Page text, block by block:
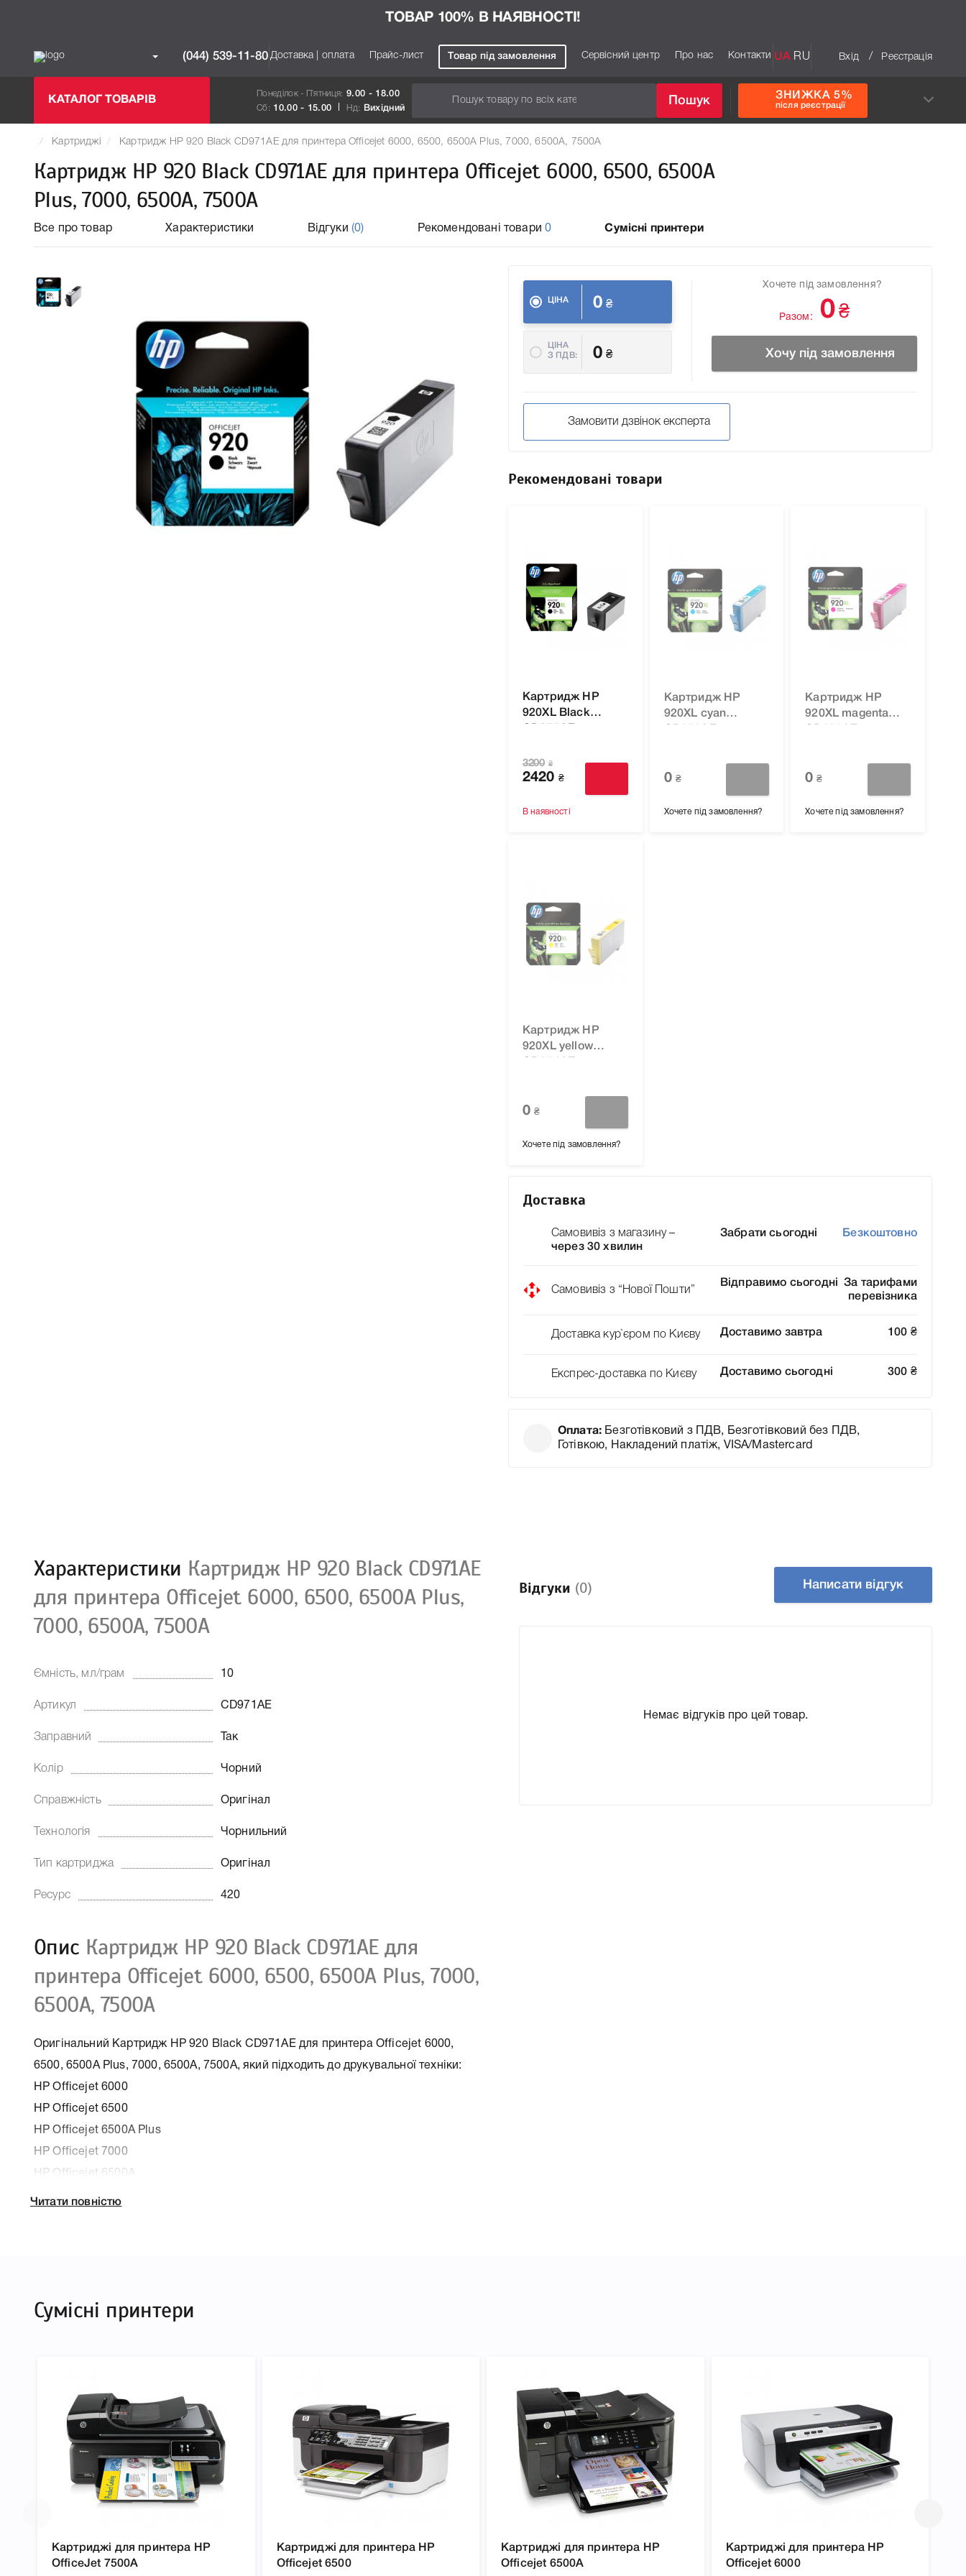
ТОВАР 100% В НАЯВНОСТІ!
(044) 539-11-80 Доставка | оплата Прайс-лист Товар під замовлення Сервісний центр Про нас Контакти UA RU Вхід / Реєстрація
КАТАЛОГ ТОВАРІВ
Понеділок - П`ятниця: 9.00 - 18.00
Сб: 10.00 - 15.00 Нд: Вихідний
Пошук ЗНИЖКА 5%
після реєстрації
Картриджі Картридж HP 920 Black CD971AE для принтера Officejet 6000, 6500, 6500A Plus, 7000, 6500A, 7500A
Картридж HP 920 Black CD971AE для принтера Officejet 6000, 6500, 6500A
Plus, 7000, 6500A, 7500A
Все про товар Характеристики Відгуки (0) Рекомендовані товари 0 Сумісні принтери
ЦІНА 0 ₴
ЦІНА
З ПДВ:
0 ₴
Хочете під замовлення?
Разом: 0 ₴
Хочу під замовлення
Замовити дзвінок експерта
Рекомендовані товари
Картридж HP
920XL Black
Officejet 6000,
6500, 6500A Plus,
7000, 6500A,
7500A
3200 ₴
2420 ₴
В наявності
Картридж HP
920XL cyan
Officejet 6000,
6500, 6500A Plus,
7000, 6500A,
7500A
0 ₴
Хочете під замовлення?
Картридж HP
920XL magenta
Officejet 6000,
6500, 6500A Plus,
7000, 6500A,
7500A
0 ₴
Хочете під замовлення?
Картридж HP
920XL yellow
Officejet 6000,
6500, 6500A Plus,
7000, 6500A,
7500A
0 ₴
Хочете під замовлення?
Доставка
Самовивіз з магазину –
через 30 хвилин
Забрати сьогодні Безкоштовно
Самовивіз з “Нової Пошти”
Відправимо сьогодні
За тарифами
перевізника
Доставка кур`єром по Києву Доставимо завтра 100 ₴
Експрес-доставка по Києву Доставимо сьогодні 300 ₴
Оплата: Безготівковий з ПДВ, Безготівковий без ПДВ,
Готівкою, Накладений платіж, VISA/Mastercard
Характеристики Картридж HP 920 Black CD971AE
для принтера Officejet 6000, 6500, 6500A Plus,
7000, 6500A, 7500A
Ємність, мл/грам 10
Артикул CD971AE
Заправний Так
Колір Чорний
Справжність Оригінал
Технологія Чорнильний
Тип картриджа Оригінал
Ресурс 420
Опис Картридж HP 920 Black CD971AE для
принтера Officejet 6000, 6500, 6500A Plus, 7000,
6500A, 7500A
Оригінальний Картридж HP 920 Black CD971AE для принтера Officejet 6000,
6500, 6500A Plus, 7000, 6500A, 7500A, який підходить до друкувальної техніки:
HP Officejet 6000
HP Officejet 6500
HP Officejet 6500A Plus
HP Officejet 7000
HP Officejet 6500A
HP OfficeJet 7500A
принтера Officejet 6000, 6500, 6500A Plus, 7000, 6500A, 7500A, що дозволить Вам
легко підтвердити правильність вибору.
Читати повністю
Відгуки (0) Написати відгук
Немає відгуків про цей товар.
Сумісні принтери
Картриджі для принтера HP
OfficeJet 7500A
Картриджі для принтера HP
Officejet 6500
Картриджі для принтера HP
Officejet 6500A
Картриджі для принтера HP
Officejet 6000